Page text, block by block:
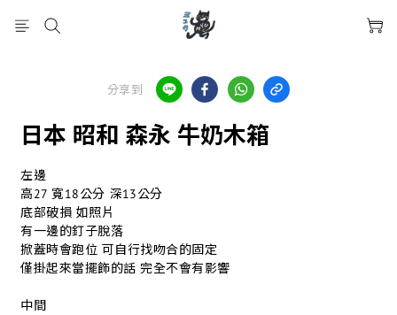
分享到
日本 昭和 森永 牛奶木箱
左邊
高27 寬18公分 深13公分
底部破損 如照片
有一邊的釘子脫落
掀蓋時會跑位 可自行找吻合的固定
僅掛起來當擺飾的話 完全不會有影響
中間